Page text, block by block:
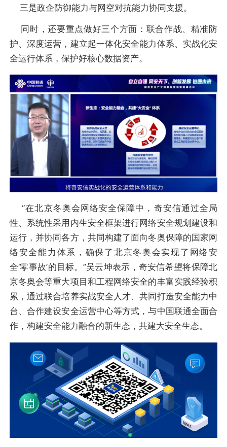
三是政企防御能力与网空对抗能力协同支援。
同时，还要重点做好三个方面：联合作战、精准防
护、深度运营，建立起一体化安全能力体系、实战化安
全运行体系，保护好核心数据资产。
“在北京冬奥会网络安全保障中，奇安信通过全局
性、系统性采用内生安全框架进行网络安全规划建设和
运行，并协同各方，共同构建了面向冬奥保障的国家网
络安全能力体系，确保了北京冬奥会实现了网络安
全‘零事故’的目标。”吴云坤表示，奇安信希望将保障北
京冬奥会等重大项目和工程网络安全的丰富实践经验积
累，通过联合培养实战安全人才、共同打造安全能力中
台、合作建设安全运营中心等方式，与中国联通全面合
作，构建安全能力融合的新生态，共建大安全生态。